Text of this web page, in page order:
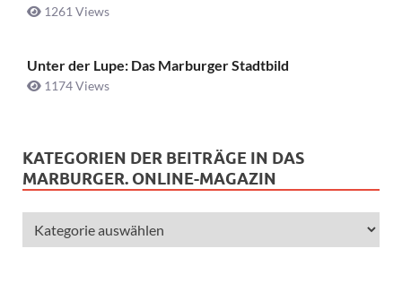
1261 Views
Unter der Lupe: Das Marburger Stadtbild
1174 Views
KATEGORIEN DER BEITRÄGE IN DAS
MARBURGER. ONLINE-MAGAZIN